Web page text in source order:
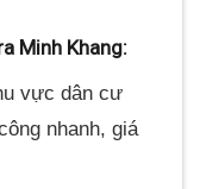
Minh Khang:
vực dân cư
nhanh, giá